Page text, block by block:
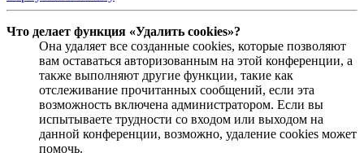
Что делает функция «Удалить cookies»?
Она удаляет все созданные cookies, которые позволяют
вам оставаться авторизованным на этой конференции, а
также выполняют другие функции, такие как
отслеживание прочитанных сообщений, если эта
возможность включена администратором. Если вы
испытываете трудности со входом или выходом на
данной конференции, возможно, удаление cookies может
помочь.